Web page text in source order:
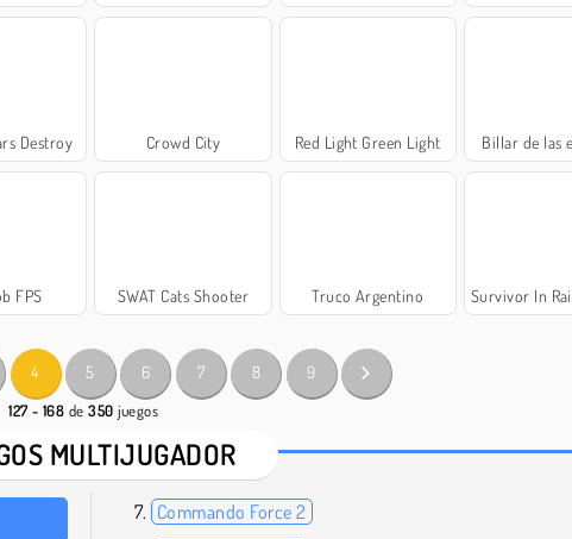
Destroy Crowd City Red Light Green Light Billar de las
FPS SWAT Cats Shooter Truco Argentino Survivor In
4 5 6 7 8 9
127 - 168 de350 juegos
MULTIJUGADOR
Commando Force 2